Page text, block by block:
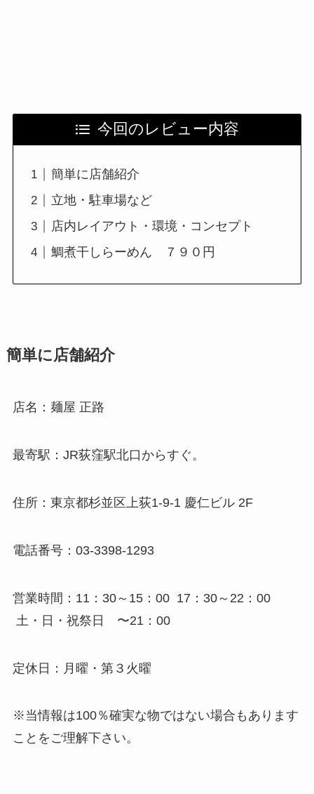
今回のレビュー内容
簡単に店舗紹介
立地・駐車場など
店内レイアウト・環境・コンセプト
鯛煮干しらーめん ７９０円
簡単に店舗紹介
店名：麺屋 正路
最寄駅：JR荻窪駅北口からすぐ。
住所：東京都杉並区上荻1-9-1 慶仁ビル 2F
電話番号：03-3398-1293
営業時間：11：30～15：00 17：30～22：00
土・日・祝祭日 〜21：00
定休日：月曜・第３火曜
※当情報は100％確実な物ではない場合もあります
ことをご理解下さい。